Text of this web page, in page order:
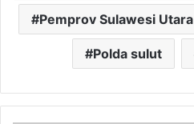
Pemprov Sulawesi Utara
Polda sulut